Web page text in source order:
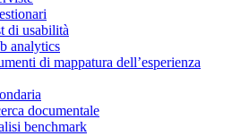
di usabilità
analytics
di mappatura dell’esperienza
documentale
benchmark